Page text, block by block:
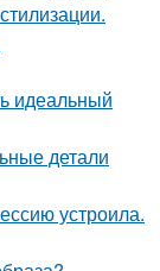
идеальный
детали
устроила.